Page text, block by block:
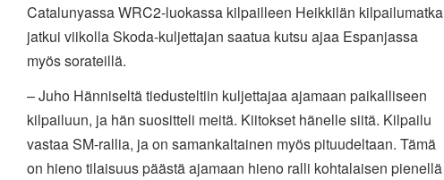
Catalunyassa WRC2-luokassa kilpailleen Heikkilän kilpailumatka
jatkui viikolla Skoda-kuljettajan saatua kutsu ajaa Espanjassa
myös sorateillä.
– Juho Hänniseltä tiedusteltiin kuljettajaa ajamaan paikalliseen
kilpailuun, ja hän suositteli meitä. Kiitokset hänelle siitä. Kilpailu
vastaa SM-rallia, ja on samankaltainen myös pituudeltaan. Tämä
on hieno tilaisuus päästä ajamaan hieno ralli kohtalaisen pienellä